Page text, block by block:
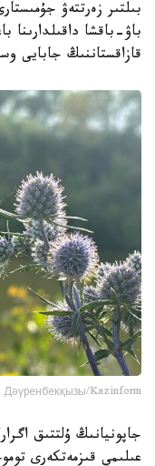
بىلتىر زەرتتەۋ
باۋ-باقشا داقىلدارىنا
قازاقستاننىڭ جابايى
Kazinform
عىلىمي قىزمەتكەرى